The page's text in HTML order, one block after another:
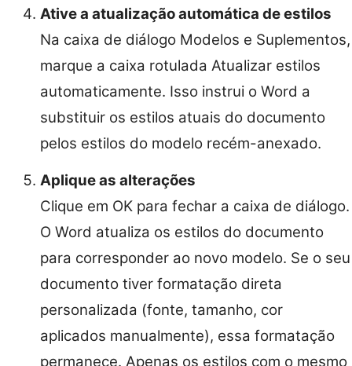
Ative a atualização automática de estilos
Na caixa de diálogo Modelos e Suplementos,
marque a caixa rotulada Atualizar estilos
automaticamente. Isso instrui o Word a
substituir os estilos atuais do documento
pelos estilos do modelo recém-anexado.
Aplique as alterações
Clique em OK para fechar a caixa de diálogo.
O Word atualiza os estilos do documento
para corresponder ao novo modelo. Se o seu
documento tiver formatação direta
personalizada (fonte, tamanho, cor
aplicados manualmente), essa formatação
permanece. Apenas os estilos com o mesmo